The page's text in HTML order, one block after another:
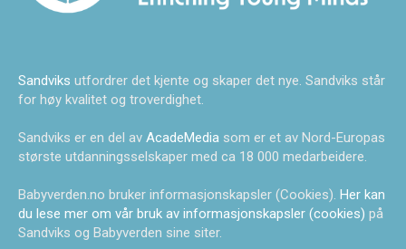
Sandviks utfordrer det kjente og skaper det nye. Sandviks står
for høy kvalitet og troverdighet.
Sandviks er en del av AcadeMedia som er et av Nord-Europas
største utdanningsselskaper med ca 18 000 medarbeidere.
Babyverden.no bruker informasjonskapsler (Cookies). Her kan
du lese mer om vår bruk av informasjonskapsler (cookies) på
Sandviks og Babyverden sine siter.